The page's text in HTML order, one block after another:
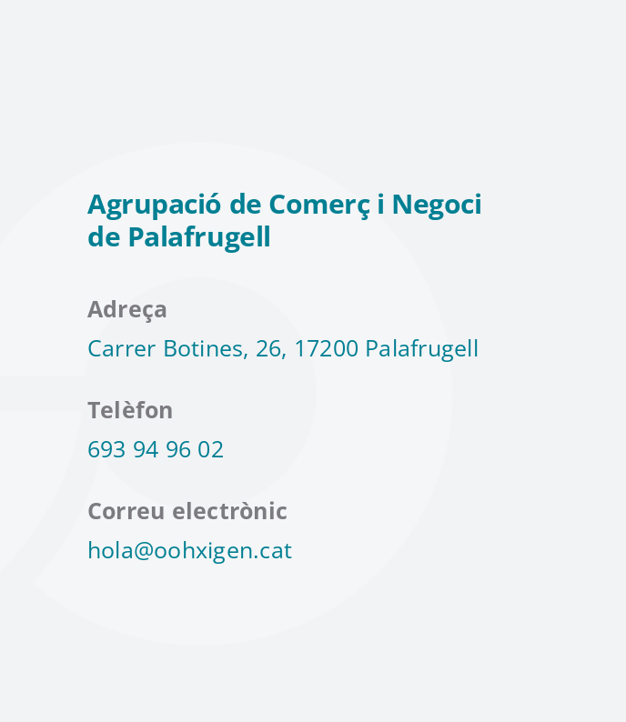
Agrupació de Comerç i Negoci
de Palafrugell
Adreça
Carrer Botines, 26, 17200 Palafrugell
Telèfon
693 94 96 02
Correu electrònic
hola@oohxigen.cat